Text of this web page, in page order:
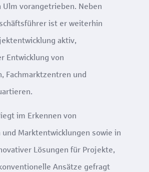
Ulm vorangetrieben. Neben
ist er weiterhin
aktiv,
Entwicklung von
Fachmarktzentren und
im Erkennen von
Marktentwicklungen sowie in
Lösungen für Projekte,
Ansätze gefragt